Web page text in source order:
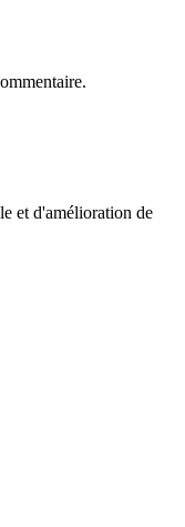
et d'amélioration de